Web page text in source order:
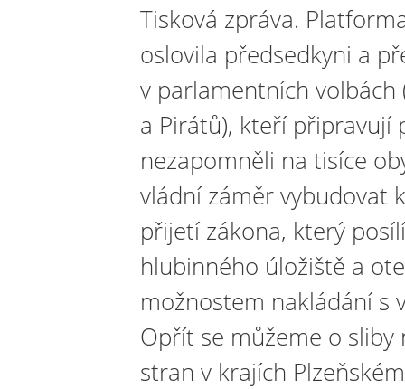
Tisková zpráva.
oslovila předsedkyni a
v parlamentních volbách
a Pirátů), kteří připravují
nezapomněli na tisíce
vládní záměr vybudovat
přijetí zákona, který
hlubinného úložiště a
možnostem nakládání s
Opřít se můžeme o
stran v krajích